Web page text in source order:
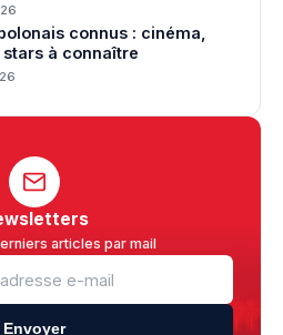
connus : cinéma,
à connaître
articles par mail
Envoyer